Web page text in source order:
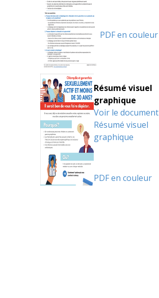
PDF en couleur
Résumé visuel
graphique
Voir le document
Résumé visuel
graphique
PDF en couleur